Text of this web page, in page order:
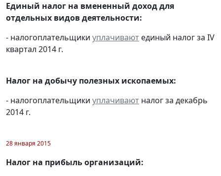
Единый налог на вмененный доход для
отдельных видов деятельности:
- налогоплательщики уплачивают единый налог за IV
квартал 2014 г.
Налог на добычу полезных ископаемых:
- налогоплательщики уплачивают налог за декабрь
2014 г.
28 января 2015
Налог на прибыль организаций: